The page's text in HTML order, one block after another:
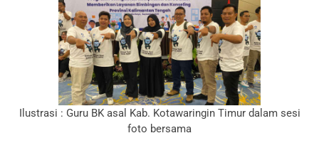
Ilustrasi : Guru BK asal Kab. Kotawaringin Timur dalam sesi
foto bersama